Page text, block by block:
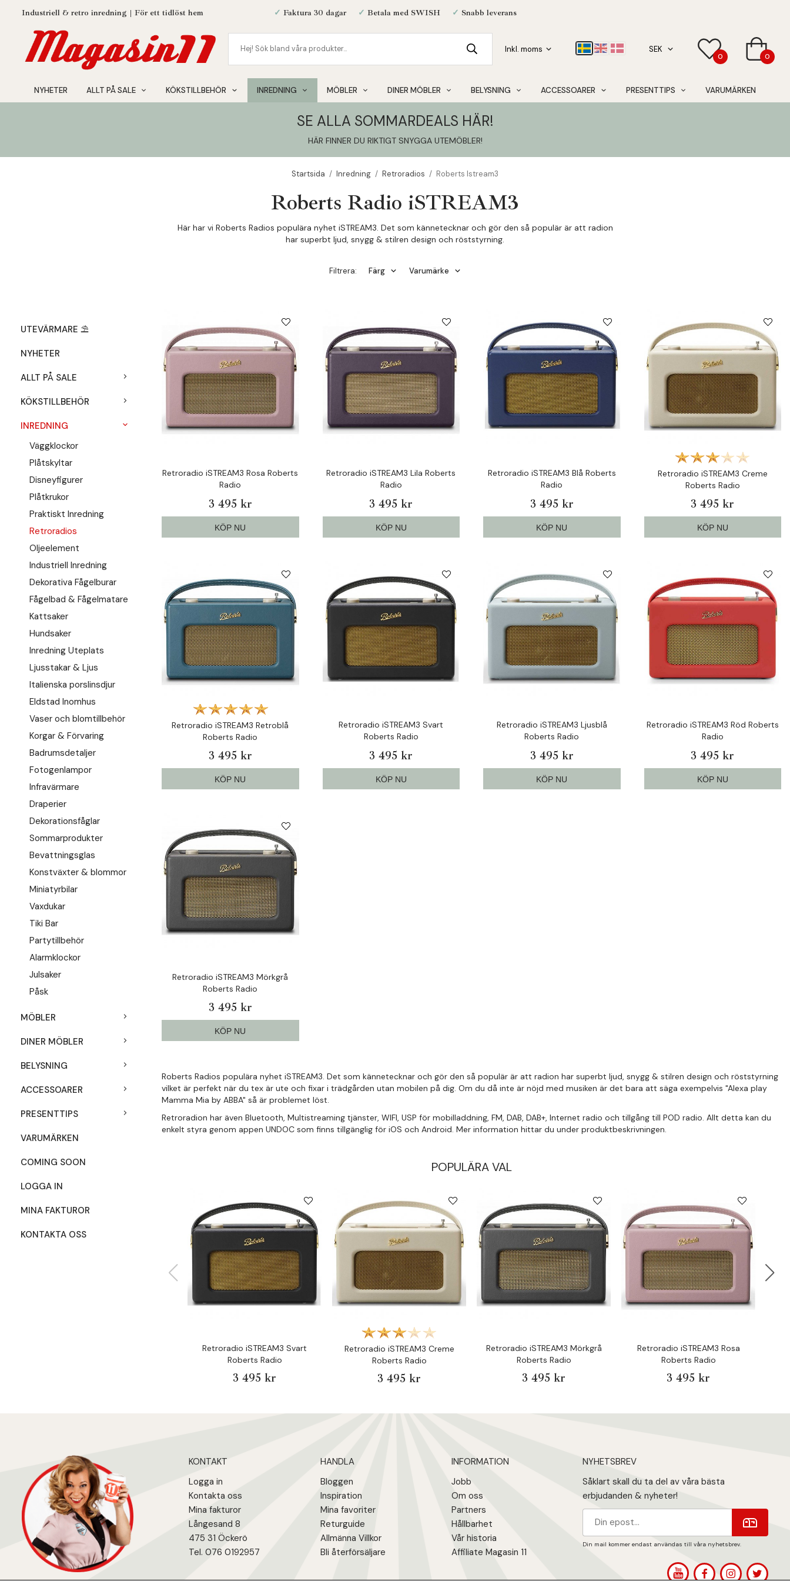
Industriell & retro inredning | För ett tidlöst hem ✓ Faktura 30 dagar ✓ Betala med SWISH ✓ Snabb leverans
0 0
NYHETER ALLT PÅ SALE KÖKSTILLBEHÖR INREDNING MÖBLER DINER MÖBLER BELYSNING ACCESSOARER PRESENTTIPS VARUMÄRKEN
SE ALLA SOMMARDEALS HÄR!
HÄR FINNER DU RIKTIGT SNYGGA UTEMÖBLER!
Startsida / Inredning / Retroradios / Roberts Istream3
Roberts Radio iSTREAM3
Här har vi Roberts Radios populära nyhet iSTREAM3. Det som kännetecknar och gör den så populär är att radion
har superbt ljud, snygg & stilren design och röststyrning.
Filtrera: Färg Varumärke
UTEVÄRMARE ⛱️
NYHETER
ALLT PÅ SALE
KÖKSTILLBEHÖR
INREDNING
Väggklockor
Plåtskyltar
Disneyfigurer
Plåtkrukor
Praktiskt Inredning
Retroradios
Oljeelement
Industriell Inredning
Dekorativa Fågelburar
Fågelbad & Fågelmatare
Kattsaker
Hundsaker
Inredning Uteplats
Ljusstakar & Ljus
Italienska porslinsdjur
Eldstad Inomhus
Vaser och blomtillbehör
Korgar & Förvaring
Badrumsdetaljer
Fotogenlampor
Infravärmare
Draperier
Dekorationsfåglar
Sommarprodukter
Bevattningsglas
Konstväxter & blommor
Miniatyrbilar
Vaxdukar
Tiki Bar
Partytillbehör
Alarmklockor
Julsaker
Påsk
MÖBLER
DINER MÖBLER
BELYSNING
ACCESSOARER
PRESENTTIPS
VARUMÄRKEN
COMING SOON
LOGGA IN
MINA FAKTUROR
KONTAKTA OSS
Retroradio iSTREAM3 Rosa Roberts
Radio
3 495 kr
KÖP NU
Retroradio iSTREAM3 Lila Roberts
Radio
3 495 kr
KÖP NU
Retroradio iSTREAM3 Blå Roberts
Radio
3 495 kr
KÖP NU
Retroradio iSTREAM3 Creme
Roberts Radio
3 495 kr
KÖP NU
Retroradio iSTREAM3 Retroblå
Roberts Radio
3 495 kr
KÖP NU
Retroradio iSTREAM3 Svart
Roberts Radio
3 495 kr
KÖP NU
Retroradio iSTREAM3 Ljusblå
Roberts Radio
3 495 kr
KÖP NU
Retroradio iSTREAM3 Röd Roberts
Radio
3 495 kr
KÖP NU
Retroradio iSTREAM3 Mörkgrå
Roberts Radio
3 495 kr
KÖP NU
Roberts Radios populära nyhet iSTREAM3. Det som kännetecknar och gör den så populär är att radion har superbt ljud, snygg & stilren design och röststyrning
vilket är perfekt när du tex är ute och fixar i trädgården utan mobilen på dig. Om du då inte är nöjd med musiken är det bara att säga exempelvis "Alexa play
Mamma Mia by ABBA" så är problemet löst.
Retroradion har även Bluetooth, Multistreaming tjänster, WIFI, USP för mobilladdning, FM, DAB, DAB+, Internet radio och tillgång till POD radio. Allt detta kan du
enkelt styra genom appen UNDOC som finns tillgänglig för iOS och Android. Mer information hittar du under produktbeskrivningen.
POPULÄRA VAL
Retroradio iSTREAM3 Svart
Roberts Radio
3 495 kr
Retroradio iSTREAM3 Creme
Roberts Radio
3 495 kr
Retroradio iSTREAM3 Mörkgrå
Roberts Radio
3 495 kr
Retroradio iSTREAM3 Rosa
Roberts Radio
3 495 kr
KONTAKT
Logga in
Kontakta oss
Mina fakturor
Långesand 8
475 31 Öckerö
Tel. 076 0192957
HANDLA
Bloggen
Inspiration
Mina favoriter
Returguide
Allmänna Villkor
Bli återförsäljare
INFORMATION
Jobb
Om oss
Partners
Hållbarhet
Vår historia
Affiliate Magasin 11
NYHETSBREV
Såklart skall du ta del av våra bästa
erbjudanden & nyheter!
Din mail kommer endast användas till våra nyhetsbrev.